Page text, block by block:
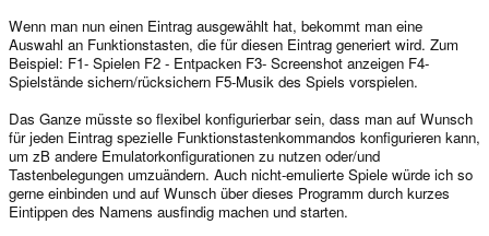
Wenn man nun einen Eintrag ausgewählt hat, bekommt man eine
Auswahl an Funktionstasten, die für diesen Eintrag generiert wird. Zum
Beispiel: F1- Spielen F2 - Entpacken F3- Screenshot anzeigen F4-
Spielstände sichern/rücksichern F5-Musik des Spiels vorspielen.
Das Ganze müsste so flexibel konfigurierbar sein, dass man auf Wunsch
für jeden Eintrag spezielle Funktionstastenkommandos konfigurieren kann,
um zB andere Emulatorkonfigurationen zu nutzen oder/und
Tastenbelegungen umzuändern. Auch nicht-emulierte Spiele würde ich so
gerne einbinden und auf Wunsch über dieses Programm durch kurzes
Eintippen des Namens ausfindig machen und starten.